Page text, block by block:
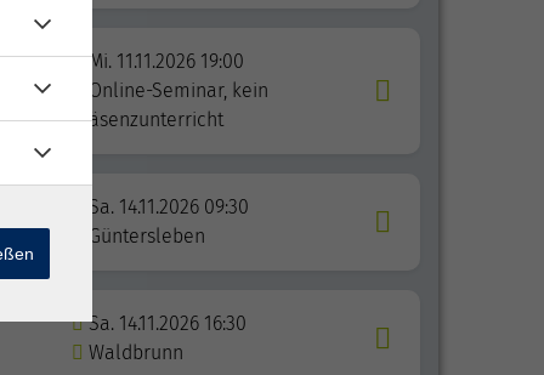
Mi. 11.11.2026 19:00
Online-Seminar, kein
Präsenzunterricht
Sa. 14.11.2026 09:30
Güntersleben
Sa. 14.11.2026 16:30
Waldbrunn